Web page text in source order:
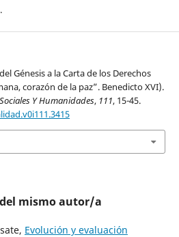
Génesis a la Carta de los Derechos
corazón de la paz”. Benedicto XVI).
Y Humanidades, 111, 15-45.
mismo autor/a
Evolución y evaluación